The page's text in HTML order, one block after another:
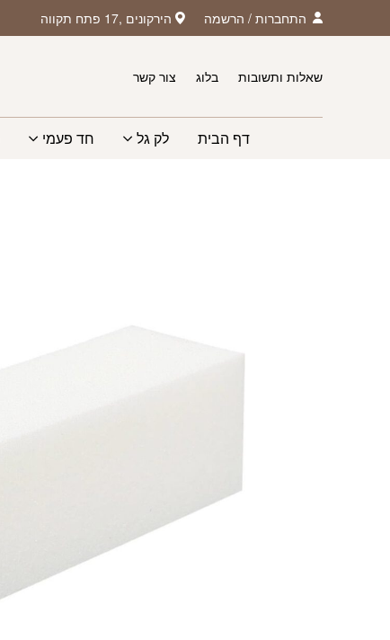
Skip to Content
התחברות / הרשמה הירקונים ,17 פתח תקווה
שאלות ותשובות
בלוג צור קשר
דף הבית לק גל חד פעמי
בחזרה למעלה